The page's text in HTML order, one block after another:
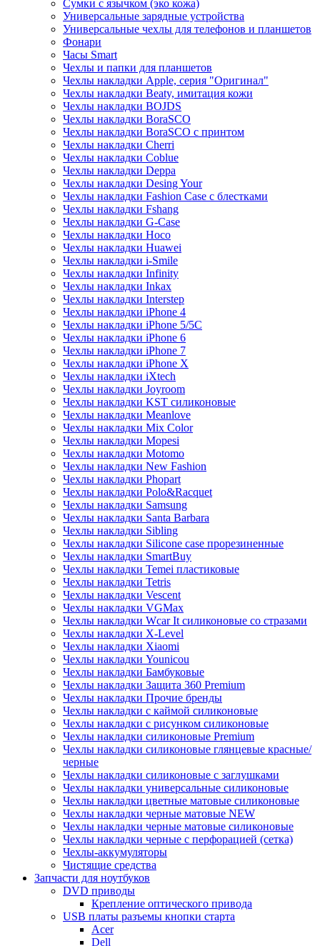
Сумки с язычком (эко кожа)
Универсальные зарядные устройства
Универсальные чехлы для телефонов и планшетов
Фонари
Часы Smart
Чехлы и папки для планшетов
Чехлы накладки Apple, серия "Оригинал"
Чехлы накладки Beaty, имитация кожи
Чехлы накладки BOJDS
Чехлы накладки BoraSCO
Чехлы накладки BoraSCO с принтом
Чехлы накладки Cherri
Чехлы накладки Coblue
Чехлы накладки Deppa
Чехлы накладки Desing Your
Чехлы накладки Fashion Case с блестками
Чехлы накладки Fshang
Чехлы накладки G-Case
Чехлы накладки Hoco
Чехлы накладки Huawei
Чехлы накладки i-Smile
Чехлы накладки Infinity
Чехлы накладки Inkax
Чехлы накладки Interstep
Чехлы накладки iPhone 4
Чехлы накладки iPhone 5/5С
Чехлы накладки iPhone 6
Чехлы накладки iPhone 7
Чехлы накладки iPhone X
Чехлы накладки iXtech
Чехлы накладки Joyroom
Чехлы накладки KST силиконовые
Чехлы накладки Meanlove
Чехлы накладки Mix Color
Чехлы накладки Mopesi
Чехлы накладки Motomo
Чехлы накладки New Fashion
Чехлы накладки Phopart
Чехлы накладки Polo&Racquet
Чехлы накладки Samsung
Чехлы накладки Santa Barbara
Чехлы накладки Sibling
Чехлы накладки Silicone case прорезиненные
Чехлы накладки SmartBuy
Чехлы накладки Temei пластиковые
Чехлы накладки Tetris
Чехлы накладки Vescent
Чехлы накладки VGMax
Чехлы накладки Wcar It силиконовые со стразами
Чехлы накладки X-Level
Чехлы накладки Xiaomi
Чехлы накладки Younicou
Чехлы накладки Бамбуковые
Чехлы накладки Защита 360 Premium
Чехлы накладки Прочие бренды
Чехлы накладки с каймой силиконовые
Чехлы накладки с рисунком силиконовые
Чехлы накладки силиконовые Premium
Чехлы накладки силиконовые глянцевые красные/
черные
Чехлы накладки силиконовые с заглушками
Чехлы накладки универсальные силиконовые
Чехлы накладки цветные матовые силиконовые
Чехлы накладки черные матовые NEW
Чехлы накладки черные матовые силиконовые
Чехлы накладки черные с перфорацией (сетка)
Чехлы-аккумуляторы
Чистящие средства
Запчасти для ноутбуков
DVD приводы
Крепление оптического привода
USB платы разъемы кнопки старта
Acer
Dell